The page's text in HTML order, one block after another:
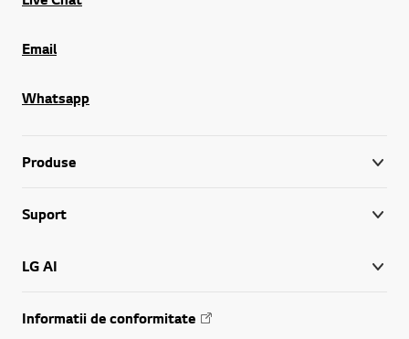
Email
Whatsapp
Produse
Suport
LG AI
Informatii de conformitate